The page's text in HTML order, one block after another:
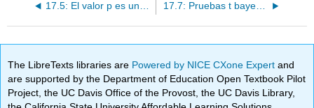
17.5: El valor p es una mentira. 17.7: Pruebas t bayesianas
The LibreTexts libraries are Powered by NICE CXone Expertand
are supported by the Department of Education Open Textbook Pilot
Project, the UC Davis Office of the Provost, the UC Davis Library,